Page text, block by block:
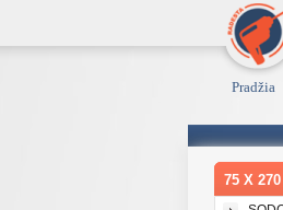
Pradžia
75 X 270